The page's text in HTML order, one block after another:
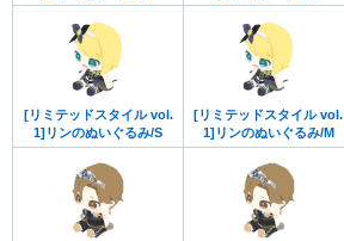
[リミテッドスタイル vol.
1]リンのぬいぐるみ/S
[リミテッドスタイル vol.
1]リンのぬいぐるみ/M